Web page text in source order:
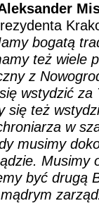
bogatą
też wiele
z
wstydzić
się też
w
musimy
Musimy
być drugą